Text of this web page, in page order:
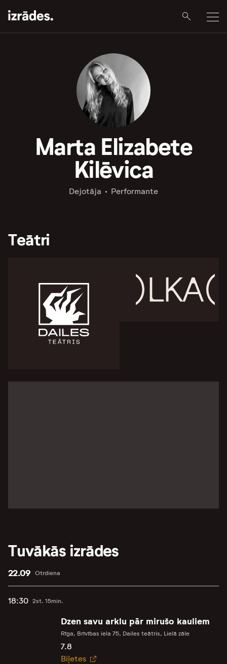
Marta Elizabete
Kilēvica
Dejotāja Performante
Teātri
Tuvākās izrādes
Otrdiena
22.09
18:30 2st. 15min.
Dzen savu arklu pār mirušo kauliem
Rīga, Brīvības iela 75, Dailes teātris, Lielā zāle
7.8
Biļetes